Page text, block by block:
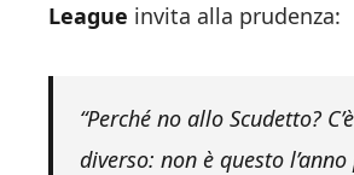
League invita alla prudenza:
“Perché no allo Scudetto?
diverso: non è questo